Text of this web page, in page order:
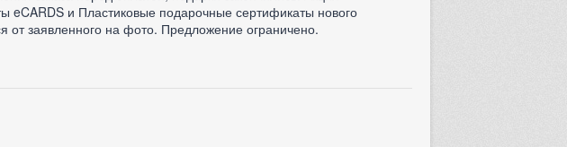
и Пластиковые подарочные сертификаты нового
от заявленного на фото. Предложение ограничено.